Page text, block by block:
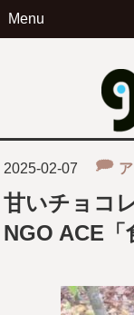
Menu
2025-02-07
甘いチョコ
NGO ACE「